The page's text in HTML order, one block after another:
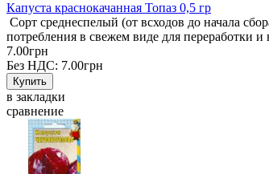
Капуста краснокачанная Топаз 0,5 гр
Сорт среднеспелый (от всходов до начала
потребления в свежем виде для переработки
7.00грн
Без НДС: 7.00грн
в закладки
сравнение